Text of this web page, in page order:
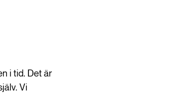
i tid. Det är
Vi